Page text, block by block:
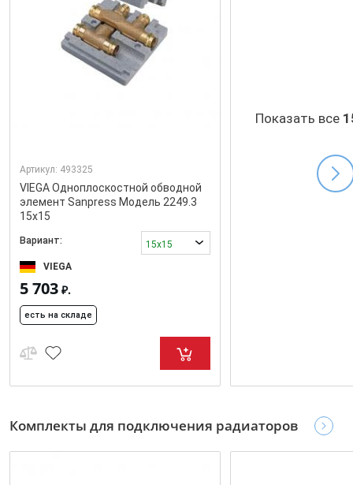
Артикул: 493325
VIEGA Одноплоскостной обводной
элемент Sanpress Модель 2249.3
15x15
Вариант: 15x15
VIEGA
5 703 ₽.
есть на складе
Показать все
Комплекты для подключения радиаторов